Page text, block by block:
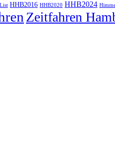
HHB2016 HHB2020 HHB2024
Zeitfahren